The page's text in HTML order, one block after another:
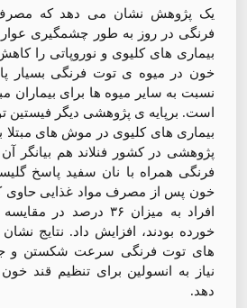
فرنگی در روز به طور چشمگیری
بیماری های کلیوی و نوروپاتی را
خون در میوه ی توت فرنگی بسیار
نسبت به سایر میوه ها برای بیماران
است. برپایه ی پژوهشی دیگر فیستین
بیماری های کلیوی در موش های مبتلا
پژوهشی در کشور فنلاند هم
فرنگی همراه با نان سفید پاسخ
خون پس از مصرف مواد غذایی حاوی
افراد به میزان ۳۶ درصد
خورده بودند، افزایش داد. نتایج
های توت فرنگی سرعت شکستن و
نیاز به انسولین برای تنظیم قند
دهد.